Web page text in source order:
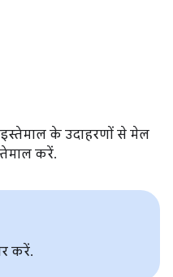
के उदाहरणों से मेल
करें.
करें.